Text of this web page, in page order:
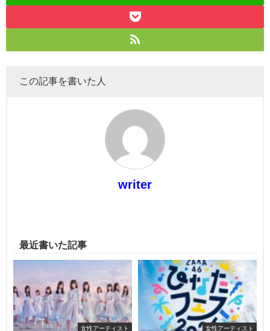
この記事を書いた人
writer
最近書いた記事
女性アーティスト 女性アーティスト